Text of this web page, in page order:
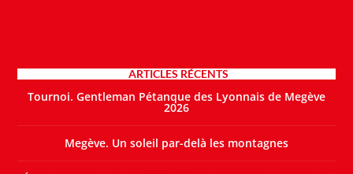
ARTICLES RÉCENTS
Tournoi. Gentleman Pétanque des Lyonnais de Megève
2026
Megève. Un soleil par-delà les montagnes